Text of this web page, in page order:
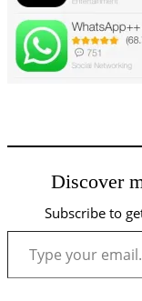
Discover
Subscribe to
Type your email…